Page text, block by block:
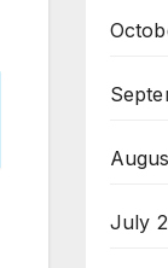
July